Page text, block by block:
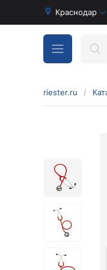
Краснодар
Бинокулярные
Оголовья для
офтальмоскопов
riester.ru /